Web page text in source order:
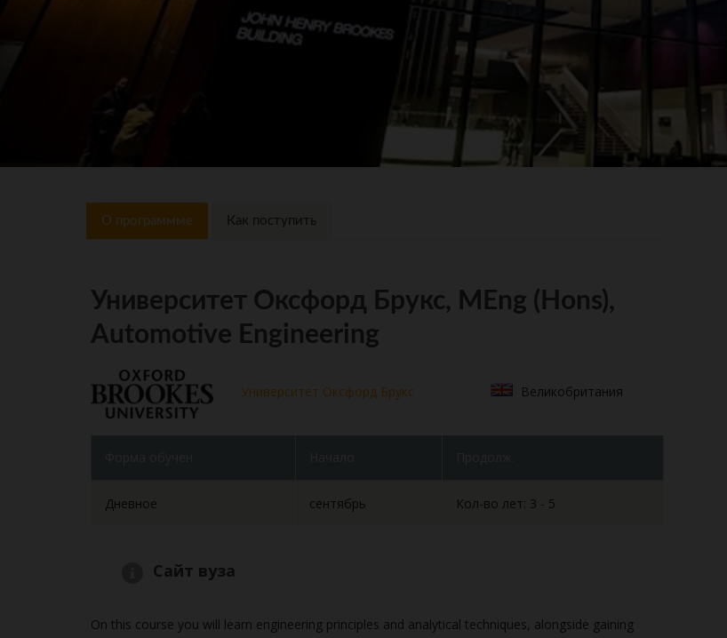
О программме Как поступить
Университет Оксфорд Брукс, MEng (Hons),
Automotive Engineering
Университет Оксфорд Брукс Великобритания
Дневное сентябрь Кол-во лет: 3 - 5
Сайт вуза
On this course you will learn engineering principles and analytical techniques, alongside gaining